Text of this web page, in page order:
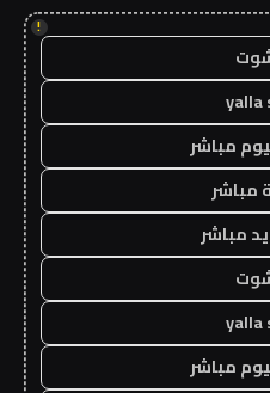
!
yalla
مباشر
مباشر
مباشر
yalla
مباشر